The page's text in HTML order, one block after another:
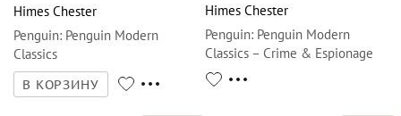
Himes Chester
Penguin: Penguin Modern
Classics
В КОРЗИНУ
Himes Chester
Penguin: Penguin Modern
Classics – Crime & Espionage